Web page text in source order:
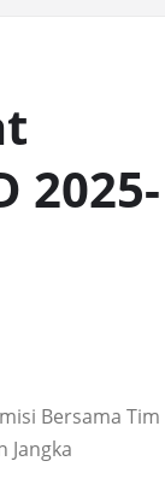
2025-
Bersama Tim
Jangka